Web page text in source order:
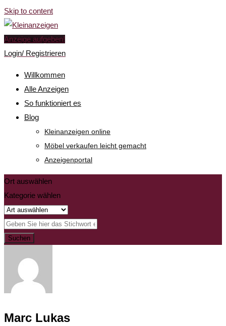
Skip to content
Anzeige aufgeben!
Login/ Registrieren
Willkommen
Alle Anzeigen
So funktioniert es
Blog
Kleinanzeigen online
Möbel verkaufen leicht gemacht
Anzeigenportal
Ort auswählen
Kategorie wählen
Suchen
Marc Lukas